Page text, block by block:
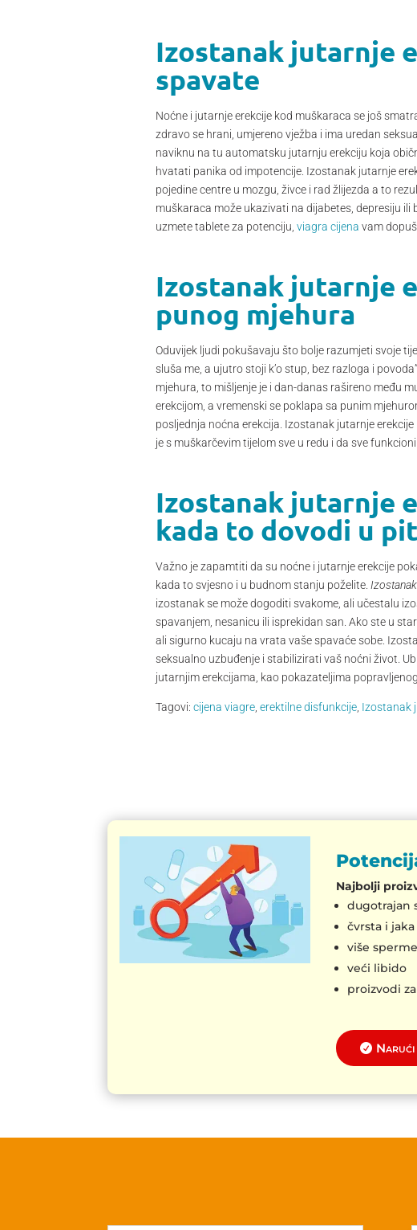
Izostanak jutarnje
spavate
Noćne i jutarnje erekcije kod muškaraca se još
zdravo se hrani, umjereno vježba i ima uredan
naviknu na tu automatsku jutarnju erekciju koja
hvatati panika od impotencije. Izostanak jutarnje
pojedine centre u mozgu, živce i rad žlijezda a to
muškaraca može ukazivati na dijabetes, depresiju
uzmete tablete za potenciju,viagra cijena vam
Izostanak jutarnje
punog mjehura
Oduvijek ljudi pokušavaju što bolje razumjeti svoje
sluša me, a ujutro stoji k’o stup, bez razloga i
mjehura, to mišljenje je i dan-danas rašireno među
erekcijom, a vremenski se poklapa sa punim
posljednja noćna erekcija. Izostanak jutarnje
je s muškarčevim tijelom sve u redu i da sve
Izostanak jutarnje
kada to dovodi u
Važno je zapamtiti da su noćne i jutarnje erekcije
kada to svjesno i u budnom stanju poželite.
izostanak se može dogoditi svakome, ali učestalu
spavanjem, nesanicu ili isprekidan san. Ako ste u
ali sigurno kucaju na vrata vaše spavaće sobe.
seksualno uzbuđenje i stabilizirati vaš noćni život.
jutarnjim erekcijama, kao pokazateljima
Tagovi:cijena viagre ,erektilne disfunkcije Izostanak
Najbolji
dugotrajan
čvrsta i
više sperme
veći libido
proizvodi